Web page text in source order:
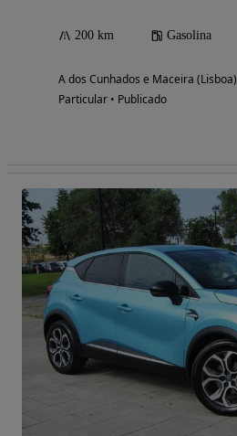
200 km Gasolina
A dos Cunhados e Maceira (Lisboa)
Particular • Publicado